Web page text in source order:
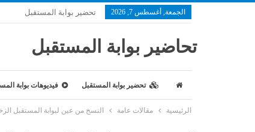
الجمعة, أغسطس 7, 2026 تحضير بوابة المستقبل
تحاضير بوابة المستقبل
تحضير بوابة المستقبل فيديوهات بوابة
الرئيسية مقالات عامة النسخ من عين لبوابة المستقبل